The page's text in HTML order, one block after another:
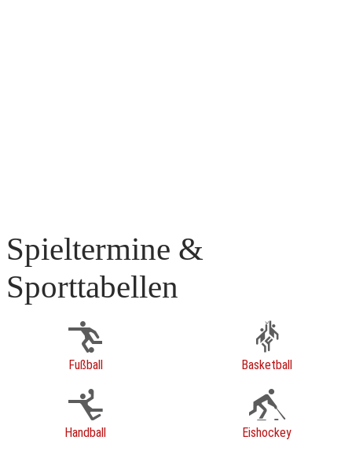
Spieltermine &
Sporttabellen
Fußball Basketball
Handball Eishockey